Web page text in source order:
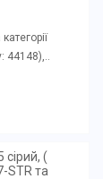
44148),..
(
STR та